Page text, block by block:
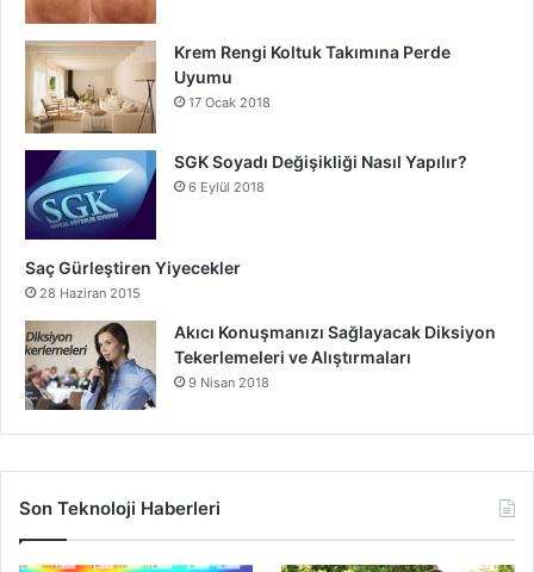
Hayvanlar, insanların hayatlarında önemli bir yer tutarlar ve
onlarla kurulan bağlar, hem insanlara hem de hayvanlara
büyük bir mutluluk ve anlam katar. Hayvanseverlik, dünyayı
daha iyi bir yer haline getirme amacıyla çalışan,
hayvanların haklarını korumak için çaba sarf eden bir
davranıştır. Her burcun, kendi hayvanseverlik eğilimlerine
uygun şekilde, hayvanlarla daha derin bir bağ kurma ve
onlara sevgi ve saygı gösterme şansı vardır.
Krem Rengi Koltuk Takımına Perde
Uyumu
17 Ocak 2018
SGK Soyadı Değişikliği Nasıl Yapılır?
6 Eylül 2018
Saç Gürleştiren Yiyecekler
28 Haziran 2015
Akıcı Konuşmanızı Sağlayacak Diksiyon
Tekerlemeleri ve Alıştırmaları
9 Nisan 2018
Son Teknoloji Haberleri